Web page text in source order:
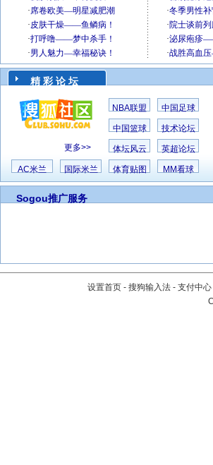
精 彩 论 坛
更多>>
NBA联盟 中国足球
中国篮球 技术论坛
体坛风云 英超论坛
AC米兰 国际米兰 体育贴图 MM看球
Sogou推广服务
设置首页 - 搜狗输入法 - 支付中心